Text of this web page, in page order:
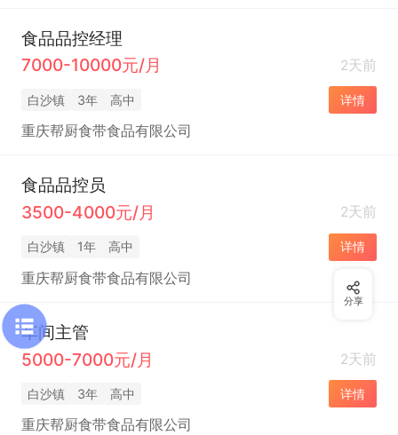
食品品控经理
7000-10000元/月
2天前
白沙镇 3年 高中 详情
重庆帮厨食带食品有限公司
食品品控员
3500-4000元/月
2天前
白沙镇 1年 高中 详情
重庆帮厨食带食品有限公司
车间主管
5000-7000元/月
2天前
白沙镇 3年 高中 详情
重庆帮厨食带食品有限公司
分享